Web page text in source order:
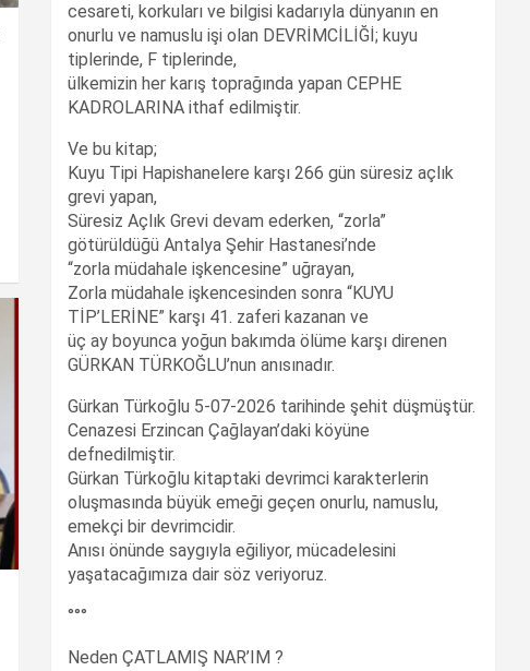
cesareti, korkuları ve bilgisi kadarıyla dünyanın en
onurlu ve namuslu işi olan DEVRİMCİLİĞİ; kuyu
tiplerinde, F tiplerinde,
ülkemizin her karış toprağında yapan CEPHE
KADROLARINA ithaf edilmiştir.
Ve bu kitap;
Kuyu Tipi Hapishanelere karşı 266 gün süresiz açlık
grevi yapan,
Süresiz Açlık Grevi devam ederken, “zorla”
götürüldüğü Antalya Şehir Hastanesi’nde
“zorla müdahale işkencesine” uğrayan,
Zorla müdahale işkencesinden sonra “KUYU
TİP’LERİNE” karşı 41. zaferi kazanan ve
üç ay boyunca yoğun bakımda ölüme karşı direnen
GÜRKAN TÜRKOĞLU’nun anısınadır.
Gürkan Türkoğlu 5-07-2026 tarihinde şehit düşmüştür.
Cenazesi Erzincan Çağlayan’daki köyüne
defnedilmiştir.
Gürkan Türkoğlu kitaptaki devrimci karakterlerin
oluşmasında büyük emeği geçen onurlu, namuslu,
emekçi bir devrimcidir.
Anısı önünde saygıyla eğiliyor, mücadelesini
yaşatacağımıza dair söz veriyoruz.
°°°
Neden ÇATLAMIŞ NAR’IM ?